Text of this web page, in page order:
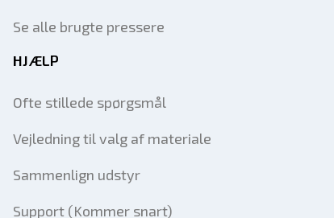
Se alle brugte pressere
HJÆLP
Ofte stillede spørgsmål
Vejledning til valg af materiale
Sammenlign udstyr
Support (Kommer snart)